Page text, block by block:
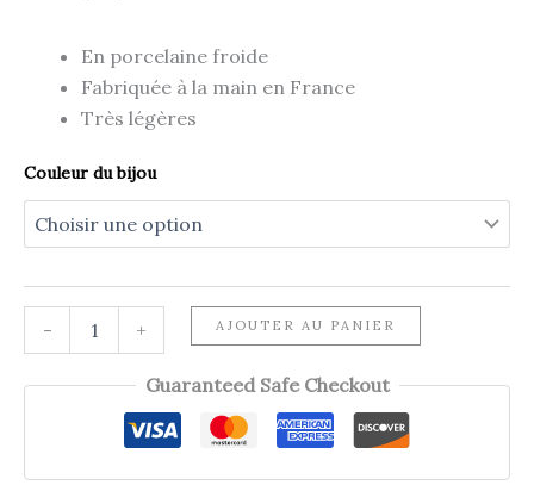
En porcelaine froide
Fabriquée à la main en France
Très légères
Couleur du bijou
-
d'épingles
+ AJOUTER AU PANIER
Guaranteed Safe Checkout